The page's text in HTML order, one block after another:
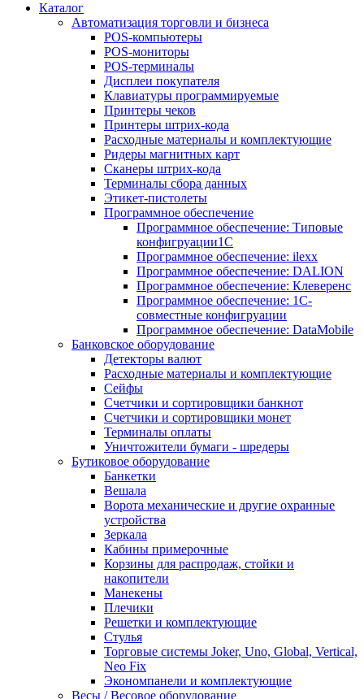
Каталог
Автоматизация торговли и бизнеса
POS-компьютеры
POS-мониторы
POS-терминалы
Дисплеи покупателя
Клавиатуры программируемые
Принтеры чеков
Принтеры штрих-кода
Расходные материалы и комплектующие
Ридеры магнитных карт
Сканеры штрих-кода
Терминалы сбора данных
Этикет-пистолеты
Программное обеспечение
Программное обеспечение: Типовые
конфигруации1С
Программное обеспечение: ilexx
Программное обеспечение: DALION
Программное обеспечение: Клеверенс
Программное обеспечение: 1С-
совместные конфигруации
Программное обеспечение: DataMobile
Банковское оборудование
Детекторы валют
Расходные материалы и комплектующие
Сейфы
Счетчики и сортировщики банкнот
Счетчики и сортировщики монет
Терминалы оплаты
Уничтожители бумаги - шредеры
Бутиковое оборудование
Банкетки
Вешала
Ворота механические и другие охранные
устройства
Зеркала
Кабины примерочные
Корзины для распродаж, стойки и
накопители
Манекены
Плечики
Решетки и комплектующие
Стулья
Торговые системы Joker, Uno, Global, Vertical,
Neo Fix
Экономпанели и комплектующие
Весы / Весовое оборудование